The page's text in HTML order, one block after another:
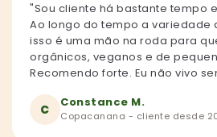
"Sou cliente há bastante tempo
Ao longo do tempo a variedade
isso é uma mão na roda para
orgânicos, veganos e de
Recomendo forte. Eu não vivo
C Constance M.
Copacanana - cliente desde